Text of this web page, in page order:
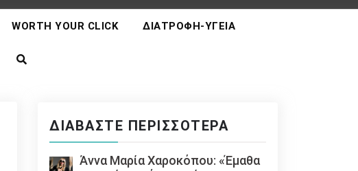
WORTH YOUR CLICK ΔΙΑΤΡΟΦΉ-ΥΓΕΊΑ
ΔΙΑΒΆΣΤΕ ΠΕΡΙΣΣΌΤΕΡΑ
Άννα Μαρία Χαροκόπου: «Έμαθα